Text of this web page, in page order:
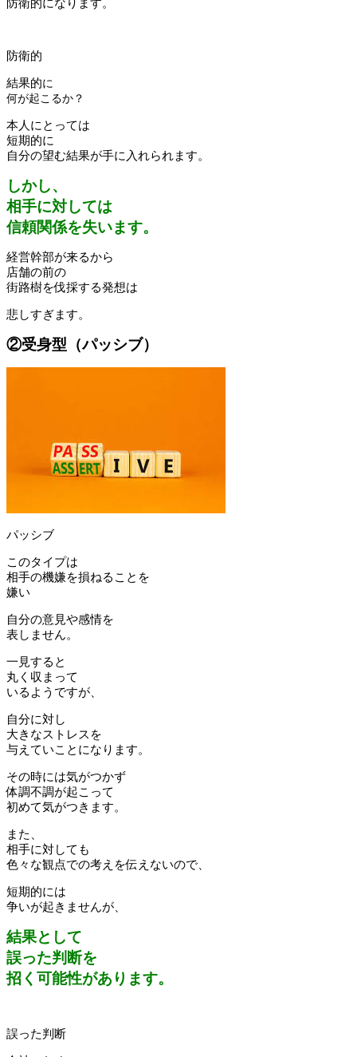
防衛的になります。
防衛的
結果的に
何が起こるか？
本人にとっては
短期的に
自分の望む結果が手に入れられます。
しかし、
相手に対しては
信頼関係を失います。
経営幹部が来るから
店舗の前の
街路樹を伐採する発想は
悲しすぎます。
②受身型（パッシブ）
パッシブ
このタイプは
相手の機嫌を損ねることを
嫌い
自分の意見や感情を
表しません。
一見すると
丸く収まって
いるようですが、
自分に対し
大きなストレスを
与えていことになります。
その時には気がつかず
体調不調が起こって
初めて気がつきます。
また、
相手に対しても
色々な観点での考えを伝えないので、
短期的には
争いが起きませんが、
結果として
誤った判断を
招く可能性があります。
誤った判断